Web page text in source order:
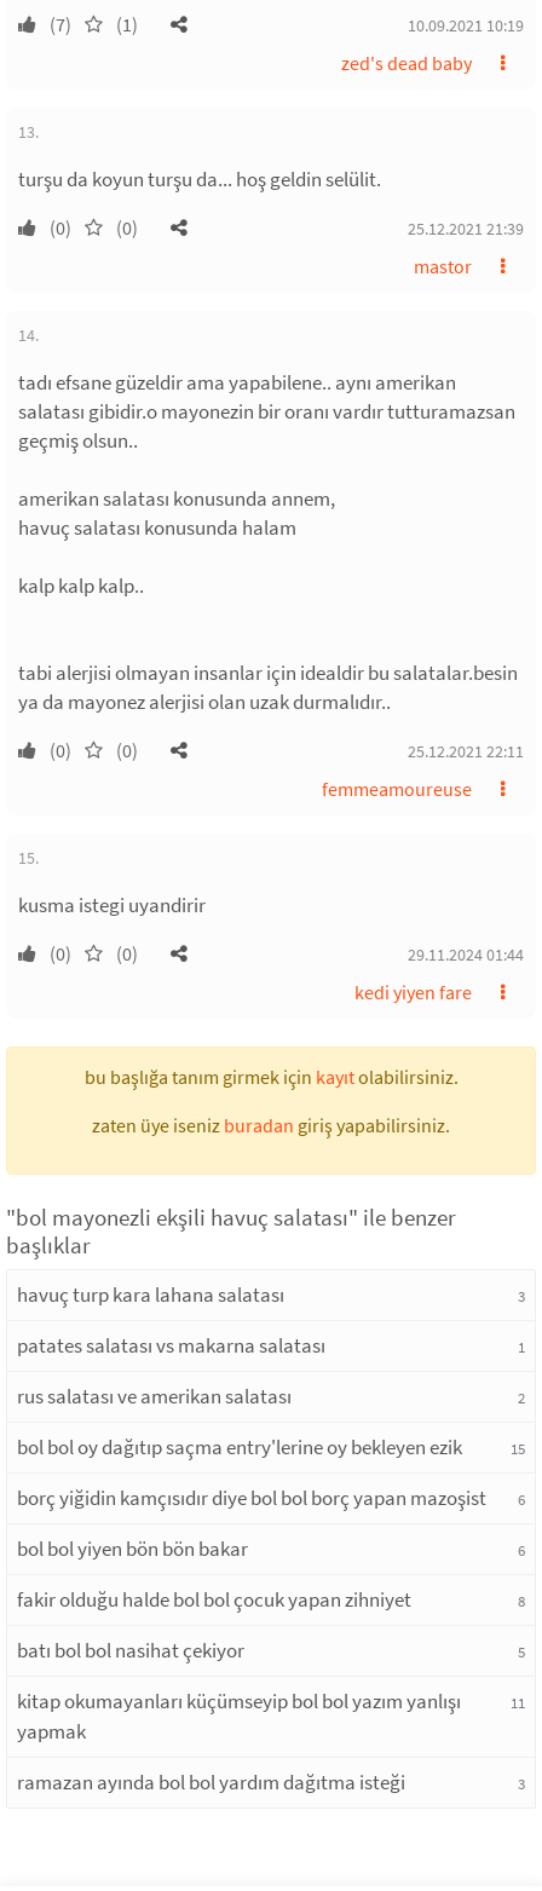
(7) (1) 10.09.2021 10:19
zed's dead baby
13.
turşu da koyun turşu da... hoş geldin selülit.
(0) (0) 25.12.2021 21:39
mastor
14.
tadı efsane güzeldir ama yapabilene.. aynı amerikan
salatası gibidir.o mayonezin bir oranı vardır tutturamazsan
geçmiş olsun..
amerikan salatası konusunda annem,
havuç salatası konusunda halam
kalp kalp kalp..
tabi alerjisi olmayan insanlar için idealdir bu salatalar.besin
ya da mayonez alerjisi olan uzak durmalıdır..
(0) (0) 25.12.2021 22:11
femmeamoureuse
15.
kusma istegi uyandirir
(0) (0) 29.11.2024 01:44
kedi yiyen fare
bu başlığa tanım girmek için kayıtolabilirsiniz.
zaten üye iseniz buradan giriş yapabilirsiniz.
"bol mayonezli ekşili havuç salatası" ile benzer
başlıklar
havuç turp kara lahana salatası 3
patates salatası vs makarna salatası 1
rus salatası ve amerikan salatası 2
bol bol oy dağıtıp saçma entry'lerine oy bekleyen ezik 15
borç yiğidin kamçısıdır diye bol bol borç yapan mazoşist 6
bol bol yiyen bön bön bakar 6
fakir olduğu halde bol bol çocuk yapan zihniyet 8
batı bol bol nasihat çekiyor 5
kitap okumayanları küçümseyip bol bol yazım yanlışı
yapmak
11
ramazan ayında bol bol yardım dağıtma isteği 3